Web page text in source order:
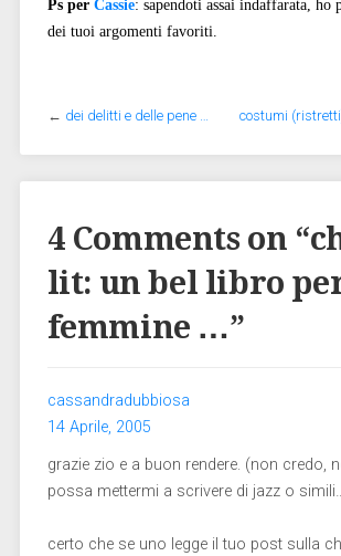
Ps per Cassie: sapendoti assai indaffarata, ho
dei tuoi argomenti favoriti.
← dei delitti e delle pene … costumi
4 Comments on “
lit: un bel libro
femmine …”
cassandradubbiosa
14 Aprile, 2005
grazie zio e a buon rendere. (non credo,
possa mettermi a scrivere di jazz o
certo che se uno legge il tuo post sulla